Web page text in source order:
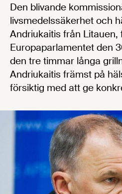
Den blivande
livsmedelssäkerhet och
Andriukaitis från Litauen,
Europaparlamentet den
den tre timmar långa
Andriukaitis främst på
försiktig med att ge